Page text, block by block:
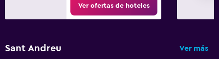
Ver ofertas de hoteles
Sant Andreu Ver más